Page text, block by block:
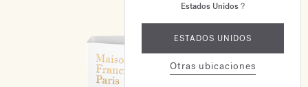
Estados Unidos?
ESTADOS UNIDOS
Otras ubicaciones